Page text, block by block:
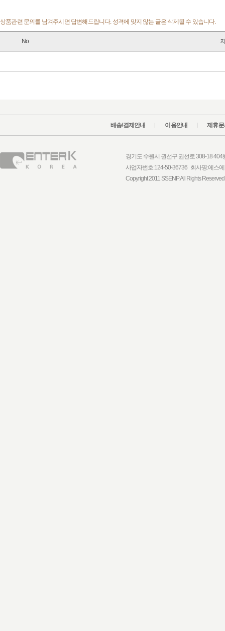
상품관련 문의를 남겨주시면 답변해드립니다. 성격에 맞지 않는 글은 삭제될 수 있습니다.
No
배송/결제안내 이용안내 제휴문
경기도 수원시 권선구 권선로 308-18
사업자번호:124-50-36736 회사명:에스
Copyright 2011 SSENP. All Rights Reserved